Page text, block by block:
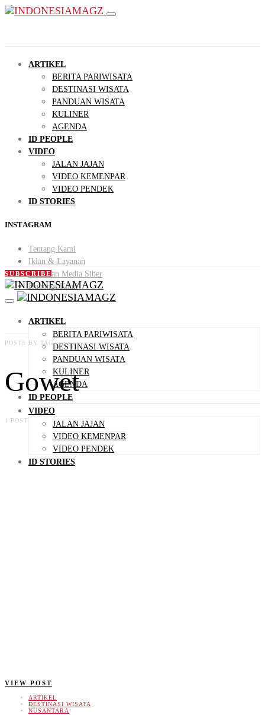
ARTIKEL
BERITA PARIWISATA
DESTINASI WISATA
PANDUAN WISATA
KULINER
AGENDA
ID PEOPLE
VIDEO
JALAN JAJAN
VIDEO KEMENPAR
VIDEO PENDEK
ID STORIES
INSTAGRAM
Tentang Kami
Iklan & Layanan
Pedoman Media Siber
Hubungi Kami
SUBSCRIBE
ARTIKEL
BERITA PARIWISATA
DESTINASI WISATA
PANDUAN WISATA
KULINER
AGENDA
ID PEOPLE
VIDEO
JALAN JAJAN
VIDEO KEMENPAR
VIDEO PENDEK
ID STORIES
POSTS BY TAG
Gowet
1 POST
VIEW POST
ARTIKEL
DESTINASI WISATA
NUSANTARA